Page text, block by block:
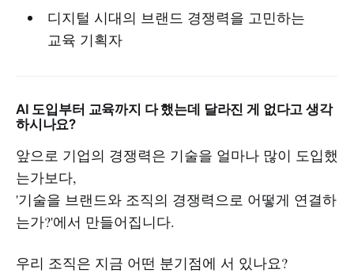
디지털 시대의 브랜드 경쟁력을 고민하는
교육 기획자
AI 도입부터 교육까지 다 했는데 달라진 게 없다고 생각
하시나요?
앞으로 기업의 경쟁력은 기술을 얼마나 많이 도입했
는가보다,
'기술을 브랜드와 조직의 경쟁력으로 어떻게 연결하
는가?'에서 만들어집니다.
우리 조직은 지금 어떤 분기점에 서 있나요?